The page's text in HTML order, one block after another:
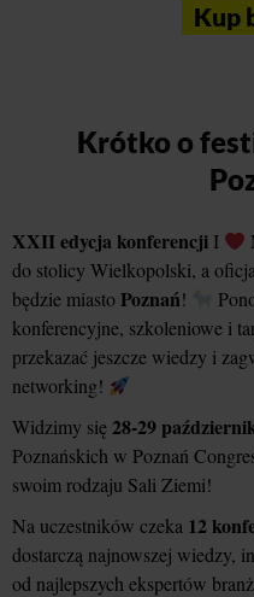
Kup
Krótko o
XXII edycja konferencji I
do stolicy Wielkopolski, a
będzie miasto Poznań!
konferencyjne, szkoleniowe i
przekazać jeszcze wiedzy i
networking!
Widzimy się28-29
Poznańskich w Poznań
swoim rodzaju Sali Ziemi!
Na uczestników czeka 12
dostarczą najnowszej wiedzy,
od najlepszych ekspertów